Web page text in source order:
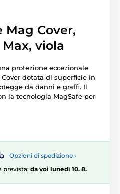
Mag Cover,
viola
protezione eccezionale
dotata di superficie in
da danni e graffi. Il
la tecnologia MagSafe per
Opzioni di spedizione ›
prevista: da voi lunedì 10. 8.